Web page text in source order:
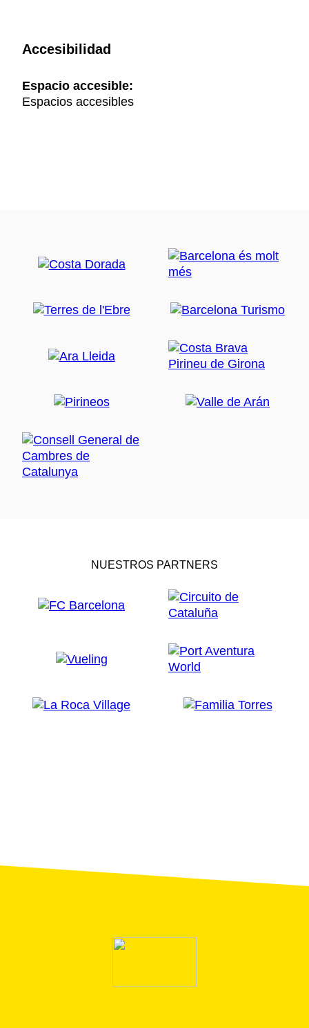
Accesibilidad
Espacio accesible:
Espacios accesibles
NUESTROS PARTNERS